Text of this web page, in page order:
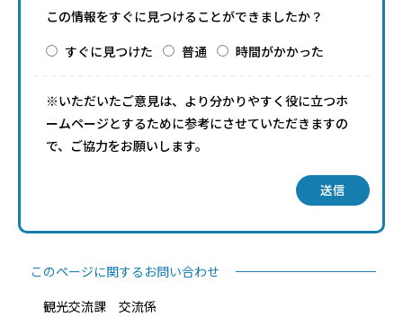
この情報をすぐに見つけることができましたか？
すぐに見つけた
普通 時間がかかった
※いただいたご意見は、より分かりやすく役に立つホ
ームページとするために参考にさせていただきますの
で、ご協力をお願いします。
送信
このページに関するお問い合わせ
観光交流課 交流係